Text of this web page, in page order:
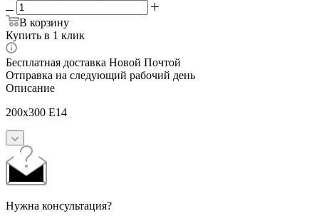
В корзину
Купить в 1 клик
Бесплатная доставка Новой Почтой
Отправка на следующий рабочий день
Описание
200x300 E14
Нужна консультация?